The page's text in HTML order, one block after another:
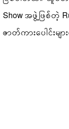
Show အဖွဲ့ဖြစ်တဲ့
ဇာတ်ကားပေါင်း